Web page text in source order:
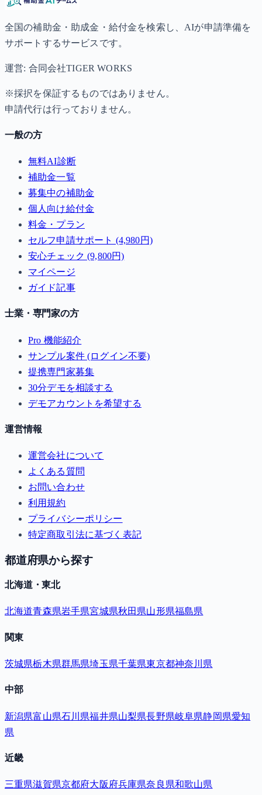
全国の補助金・助成金・給付金を検索し、AIが申請準備を
サポートするサービスです。
運営: 合同会社TIGER WORKS
※採択を保証するものではありません。
申請代行は行っておりません。
一般の方
無料AI診断
補助金一覧
募集中の補助金
個人向け給付金
料金・プラン
セルフ申請サポート (4,980円)
安心チェック (9,800円)
マイページ
ガイド記事
士業・専門家の方
Pro 機能紹介
サンプル案件 (ログイン不要)
提携専門家募集
30分デモを相談する
デモアカウントを希望する
運営情報
運営会社について
よくある質問
お問い合わせ
利用規約
プライバシーポリシー
特定商取引法に基づく表記
都道府県から探す
北海道・東北
北海道青森県岩手県宮城県秋田県山形県福島県
関東
茨城県栃木県群馬県埼玉県千葉県東京都神奈川県
中部
新潟県富山県石川県福井県山梨県長野県岐阜県静岡県愛知
県
近畿
三重県滋賀県京都府大阪府兵庫県奈良県和歌山県